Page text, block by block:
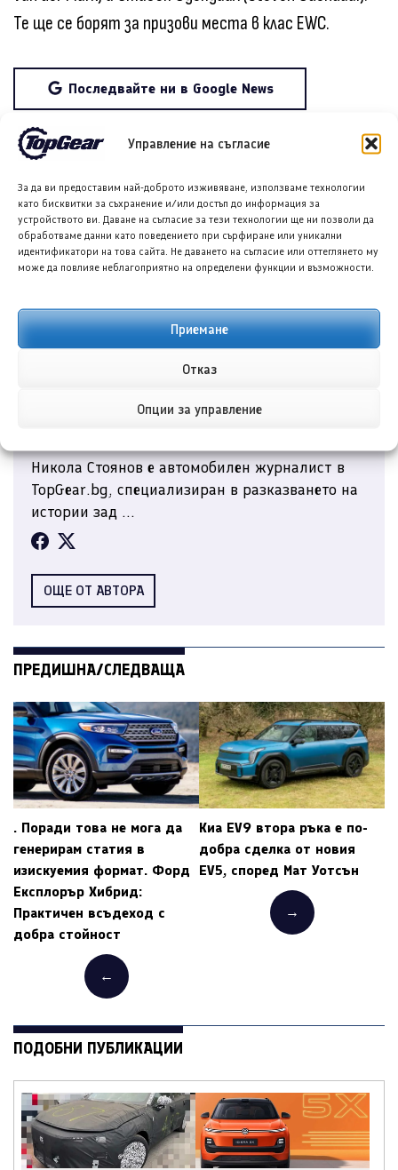
Управление на съгласие
За да ви предоставим най-доброто изживяване, използваме технологии
като бисквитки за съхранение и/или достъп до информация за
устройството ви. Даване на съгласие за тези технологии ще ни позволи да
обработваме данни като поведението при сърфиране или уникални
идентификатори на това сайта. Не даването на съгласие или оттеглянето му
може да повлияе неблагоприятно на определени функции и възможности.
Приемане
Отказ
Опции за управление
Те ще се борят за призови места в клас EWC.
Последвайте ни в Google News
Споделете в социалните мрежи:
Никола Стоянов е автомобилен журналист в
TopGear.bg, специализиран в разказването на
истории зад ...
ОЩЕ ОТ АВТОРА
ПРЕДИШНА/СЛЕДВАЩА
. Поради това не мога да
генерирам статия в
изискуемия формат. Форд
Експлорър Хибрид:
Практичен всъдеход с
добра стойност
←
Киа EV9 втора ръка е по-
добра сделка от новия
EV5, според Мат Уотсън
→
ПОДОБНИ ПУБЛИКАЦИИ